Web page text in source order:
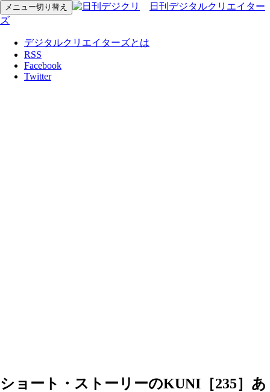
メニュー切り替え
日刊デジタルクリエイター
ズ
デジタルクリエイターズとは
RSS
Facebook
Twitter
ショート・ストーリーのKUNI［235］あ